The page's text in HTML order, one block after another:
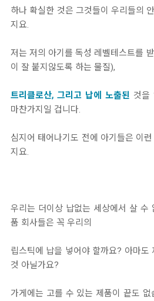
하나 확실한 것은 그것들이 우리들의
지요.
저는 저의 아기를 독성 레벨테스트를
이 잘 붙지않도록 하는 물질),
트리클로산, 그리고 납에 노출된 것을
마찬가지일 겁니다.
심지어 태어나기도 전에 아기들은 이
지요.
우리는 더이상 납없는 세상에서 살 수
품 회사들은 꼭 우리의
립스틱에 납을 넣어야 할까요? 아마도
것 아닐가요?
가게에는 고를 수 있는 제품이 끝도